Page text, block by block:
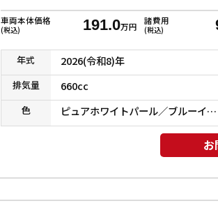
車両本体価格
(税込) 191.0万円
諸費用
(税込)
年式 2026(令和8)年
排気量 660cc
色 ピュアホワイトパール／ブルーイッシュブラックパール３
お